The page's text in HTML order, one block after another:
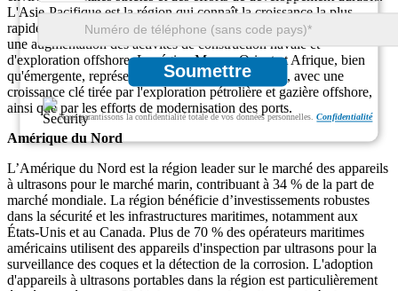
Soumettre
Nous garantissons la confidentialité totale de vos données personnelles.Confidentialité
L'Asie-Pacifique est la région qui connaît la croissance la plus
rapide, contribuant à hauteur de 29 % au marché, car elle connaît
une augmentation des activités de construction navale et
d'exploration offshore. La région Moyen-Orient et Afrique, bien
qu'émergente, représente environ 10 % du marché, avec une
croissance clé tirée par l'exploration pétrolière et gazière offshore,
ainsi que par les efforts de modernisation des ports.
Amérique du Nord
L’Amérique du Nord est la région leader sur le marché des appareils
à ultrasons pour le marché marin, contribuant à 34 % de la part de
marché mondiale. La région bénéficie d’investissements robustes
dans la sécurité et les infrastructures maritimes, notamment aux
États-Unis et au Canada. Plus de 70 % des opérateurs maritimes
américains utilisent des appareils d'inspection par ultrasons pour la
surveillance des coques et la détection de la corrosion. L'adoption
d'appareils à ultrasons portables dans la région est particulièrement